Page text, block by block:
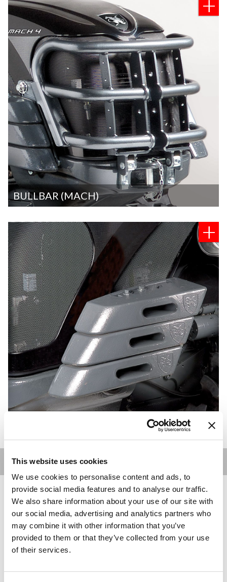
This website uses cookies
We use cookies to personalise content and ads, to
provide social media features and to analyse our traffic.
We also share information about your use of our site with
our social media, advertising and analytics partners who
may combine it with other information that you’ve
provided to them or that they’ve collected from your use
of their services.
BULLBAR (MACH)
CABINE